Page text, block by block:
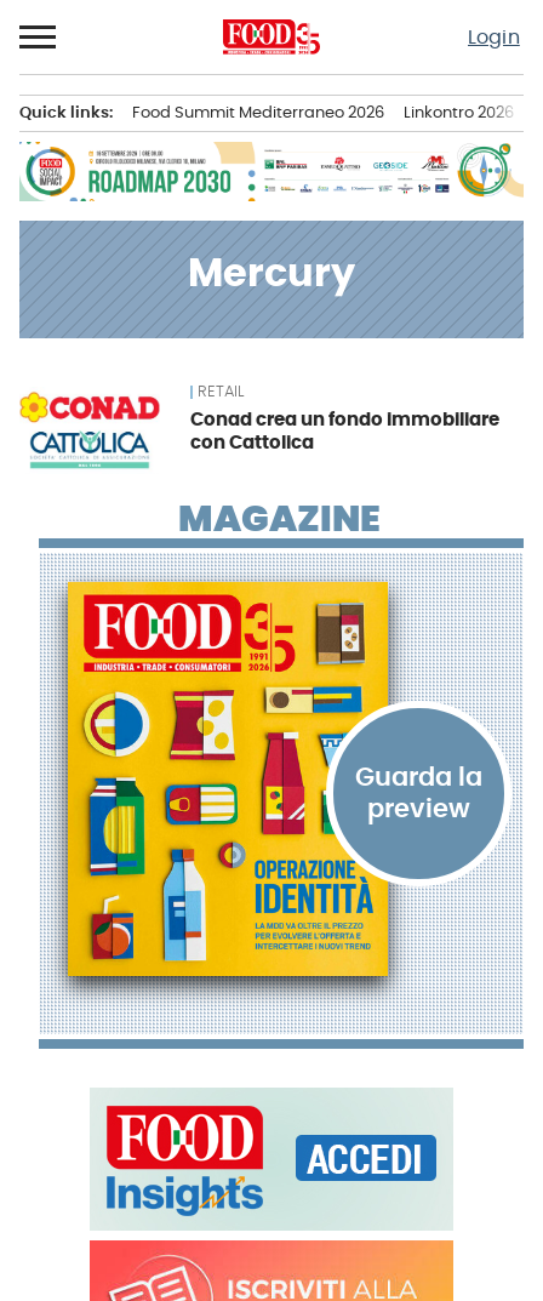
al
contenuto
Login
principale
Quick links: Food Summit Mediterraneo 2026 Linkontro 2026
Mercury
News RETAIL
Conad crea un fondo immobiliare
con Cattolica
MAGAZINE